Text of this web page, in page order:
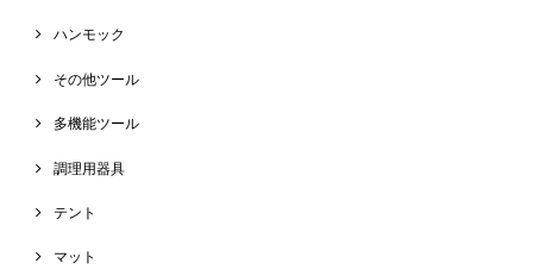
ハンモック
その他ツール
多機能ツール
調理用器具
テント
マット